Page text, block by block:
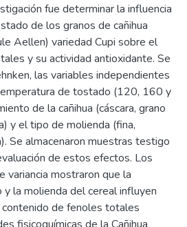
fue determinar la influencia
de los granos de cañihua
Aellen) variedad Cupi sobre el
y su actividad antioxidante. Se
las variables independientes
de tostado (120, 160 y
de la cañihua (cáscara, grano
y el tipo de molienda (fina,
Se almacenaron muestras testigo
de estos efectos. Los
variancia mostraron que la
la molienda del cereal influyen
de fenoles totales